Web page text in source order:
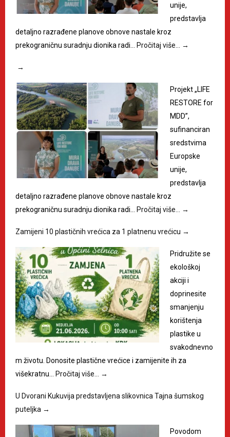
unije,
predstavlja
detaljno razrađene planove obnove nastale kroz
prekograničnu suradnju dionika radi…
Pročitaj više… →
→
Projekt „LIFE
RESTORE for
MDD”,
sufinanciran
sredstvima
Europske
unije,
predstavlja
detaljno razrađene planove obnove nastale kroz
prekograničnu suradnju dionika radi…
Pročitaj više… →
Zamijeni 10 plastičnih vrećica za 1 platnenu vrećicu →
Pridružite se
ekološkoj
akciji i
doprinesite
smanjenju
korištenja
plastike u
svakodnevno
m životu. Donosite plastične vrećice i zamijenite ih za
višekratnu…
Pročitaj više… →
U Dvorani Kukuvija predstavljena slikovnica Tajna šumskog
puteljka →
Povodom